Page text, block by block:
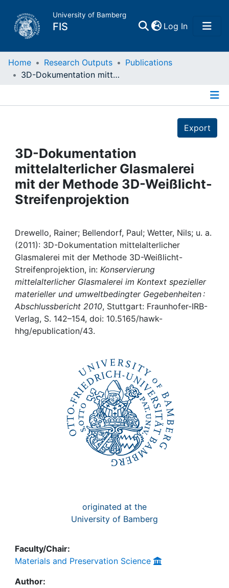
University of Bamberg
FIS Log In(current)
Home
Projects
People
Institutions
Awards
My FIS
Help
Home Research Outputs
Publications
3D-Dokumentation mittelalterlicher Glasmalerei mit der Methode 3D-Weißlicht-Streifenprojektion
Export
3D-Dokumentation
mittelalterlicher Glasmalerei
mit der Methode 3D-Weißlicht-
Streifenprojektion
Drewello, Rainer; Bellendorf, Paul; Wetter, Nils; u. a.
(2011): 3D-Dokumentation mittelalterlicher
Glasmalerei mit der Methode 3D-Weißlicht-
Streifenprojektion, in: Konservierung
mittelalterlicher Glasmalerei im Kontext spezieller
materieller und umweltbedingter Gegebenheiten :
Abschlussbericht 2010, Stuttgart: Fraunhofer-IRB-
Verlag, S. 142–154, doi: 10.5165/hawk-
hhg/epublication/43.
originated at the
University of Bamberg
Faculty/Chair:
Materials and Preservation Science
Author: